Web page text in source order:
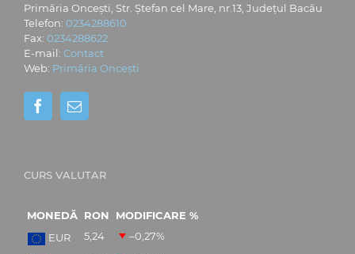
Primăria Oncești, Str. Ștefan cel Mare, nr.13, Județul Bacău
Telefon: 0234288610
Fax: 0234288622
E-mail: Contact
Web: Primăria Oncești
CURS VALUTAR
MONEDĂ RON
MODIFICARE %
EUR
5,24 –0,27%